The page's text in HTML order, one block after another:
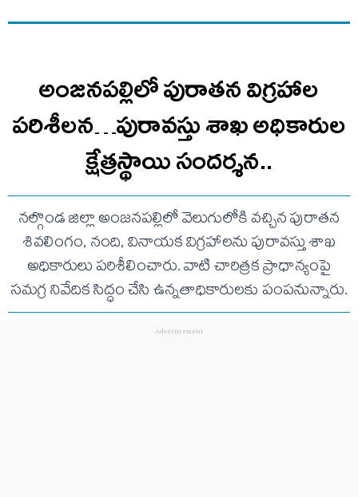
అంజనపల్లిలో పురాతన విగ్రహాల
పరిశీలన…పురావస్తు శాఖ అధికారుల
క్షేత్రస్థాయి సందర్శన..
నల్గొండ జిల్లా అంజనపల్లిలో వెలుగులోకి వచ్చిన పురాతన
శివలింగం, నంది, వినాయక విగ్రహాలను పురావస్తు శాఖ
అధికారులు పరిశీలించారు. వాటి చారిత్రక ప్రాధాన్యంపై
సమగ్ర నివేదిక సిద్ధం చేసి ఉన్నతాధికారులకు పంపనున్నారు.